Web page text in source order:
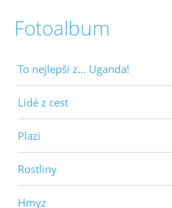
Fotoalbum
To nejlepší z... Uganda!
Lidé z cest
Plazi
Rostliny
Hmyz